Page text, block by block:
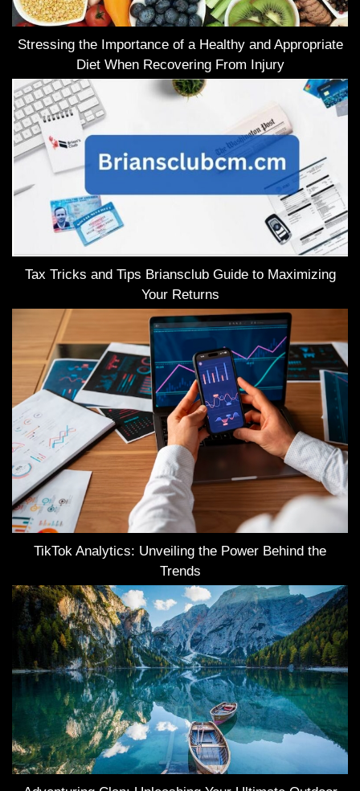
Stressing the Importance of a Healthy and Appropriate
Diet When Recovering From Injury
Tax Tricks and Tips Briansclub Guide to Maximizing
Your Returns
TikTok Analytics: Unveiling the Power Behind the
Trends